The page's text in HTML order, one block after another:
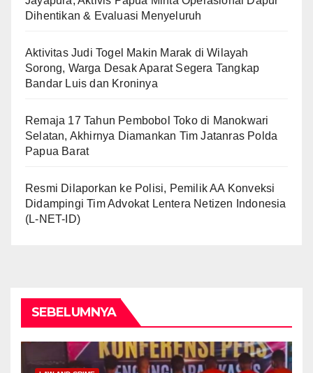
Dihentikan & Evaluasi Menyeluruh
Aktivitas Judi Togel Makin Marak di Wilayah
Sorong, Warga Desak Aparat Segera Tangkap
Bandar Luis dan Kroninya
Remaja 17 Tahun Pembobol Toko di Manokwari
Selatan, Akhirnya Diamankan Tim Jatanras Polda
Papua Barat
Resmi Dilaporkan ke Polisi, Pemilik AA Konveksi
Didampingi Tim Advokat Lentera Netizen Indonesia
(L-NET-ID)
SEBELUMNYA